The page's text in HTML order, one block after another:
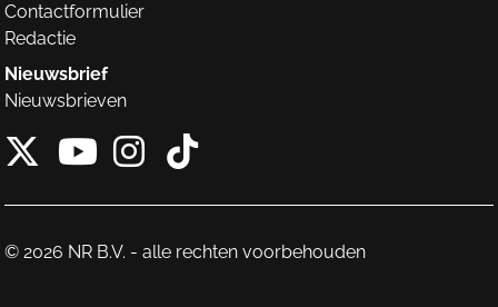
Contactformulier
Redactie
Nieuwsbrief
Nieuwsbrieven
X van NieuwRechts
Instagram van
Tiktok van
© 2026 NR B.V. - alle rechten voorbehouden